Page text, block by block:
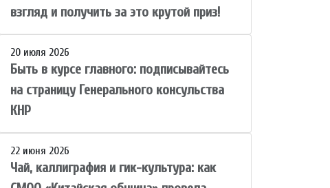
взгляд и получить за это крутой приз!
20 июля 2026
Быть в курсе главного: подписывайтесь
на страницу Генерального консульства
КНР
22 июня 2026
Чай, каллиграфия и гик-культура: как